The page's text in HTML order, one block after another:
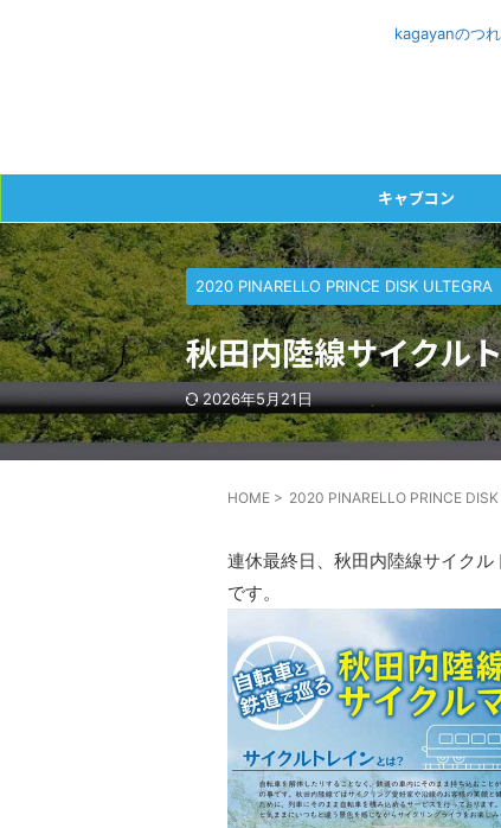
kagayanのつ
キャブコン
2020 PINARELLO PRINCE DISK ULTEGRA
秋田内陸線サイクル
2026年5月21日
HOME > 2020 PINARELLO PRINCE
連休最終日、秋田内陸線サイク
です。